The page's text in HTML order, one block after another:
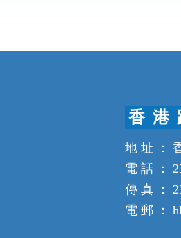
香 港
地 址 ：
電 話 ：
傳 真 ：
電 郵 ：